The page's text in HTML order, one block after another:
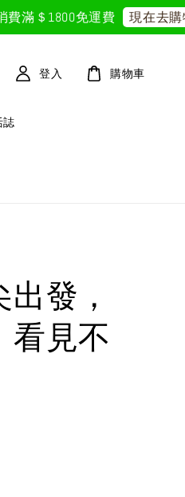
＄1800免運費 現在去購物！
誌
登入 購物車
發，
看見不